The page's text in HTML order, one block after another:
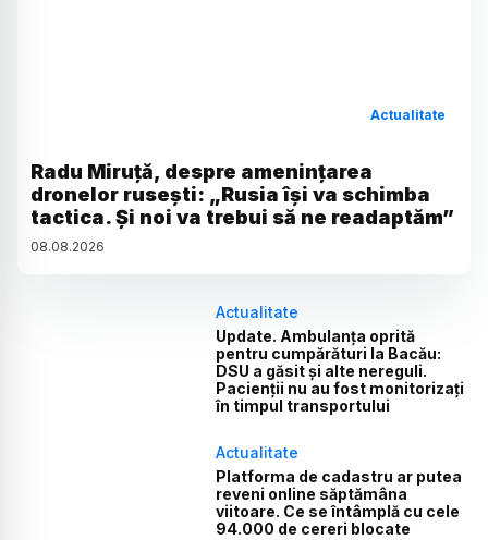
Actualitate
Radu Miruță, despre amenințarea
dronelor rusești: „Rusia își va schimba
tactica. Și noi va trebui să ne readaptăm”
08.08.2026
Actualitate
Update. Ambulanța oprită
pentru cumpărături la Bacău:
DSU a găsit și alte nereguli.
Pacienții nu au fost monitorizați
în timpul transportului
Actualitate
Platforma de cadastru ar putea
reveni online săptămâna
viitoare. Ce se întâmplă cu cele
94.000 de cereri blocate